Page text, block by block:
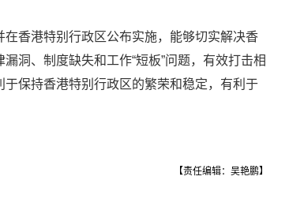
香港特别行政区公布实施，能够切实解决香
洞、制度缺失和工作“短板”问题，有效打击相
保持香港特别行政区的繁荣和稳定，有利于
【责任编辑：吴艳鹏】